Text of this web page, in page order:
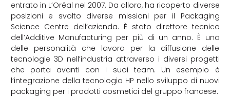
entrato in L’Oréal nel 2007. Da allora, ha ricoperto diverse
posizioni e svolto diverse missioni per il Packaging
Science Centre dell’azienda. È stato direttore tecnico
dell’Additive Manufacturing per più di un anno. È una
delle personalità che lavora per la diffusione delle
tecnologie 3D nell’industria attraverso i diversi progetti
che porta avanti con i suoi team. Un esempio è
l’integrazione della tecnologia HP nello sviluppo di nuovi
packaging per i prodotti cosmetici del gruppo francese.